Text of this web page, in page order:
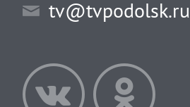
tv@tvpodolsk.ru